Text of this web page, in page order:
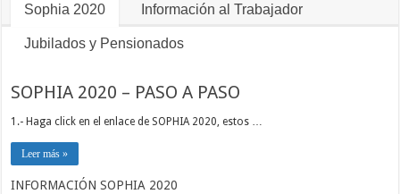
Sophia 2020 Información al Trabajador
Jubilados y Pensionados
SOPHIA 2020 – PASO A PASO
1.- Haga click en el enlace de SOPHIA 2020, estos …
Leer más »
INFORMACIÓN SOPHIA 2020